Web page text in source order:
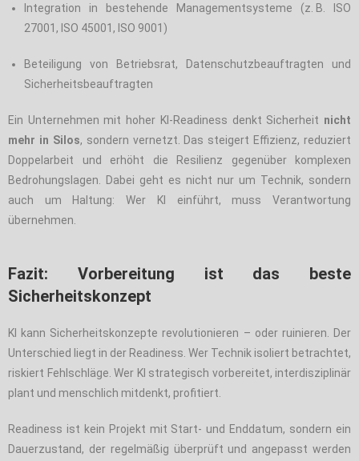
Integration in bestehende Managementsysteme (z. B. ISO
27001, ISO 45001, ISO 9001)
Beteiligung von Betriebsrat, Datenschutzbeauftragten und
Sicherheitsbeauftragten
Ein Unternehmen mit hoher KI-Readiness denkt Sicherheit nicht
mehr in Silos, sondern vernetzt. Das steigert Effizienz, reduziert
Doppelarbeit und erhöht die Resilienz gegenüber komplexen
Bedrohungslagen. Dabei geht es nicht nur um Technik, sondern
auch um Haltung: Wer KI einführt, muss Verantwortung
übernehmen.
Fazit: Vorbereitung ist das beste
Sicherheitskonzept
KI kann Sicherheitskonzepte revolutionieren – oder ruinieren. Der
Unterschied liegt in der Readiness. Wer Technik isoliert betrachtet,
riskiert Fehlschläge. Wer KI strategisch vorbereitet, interdisziplinär
plant und menschlich mitdenkt, profitiert.
Readiness ist kein Projekt mit Start- und Enddatum, sondern ein
Dauerzustand, der regelmäßig überprüft und angepasst werden